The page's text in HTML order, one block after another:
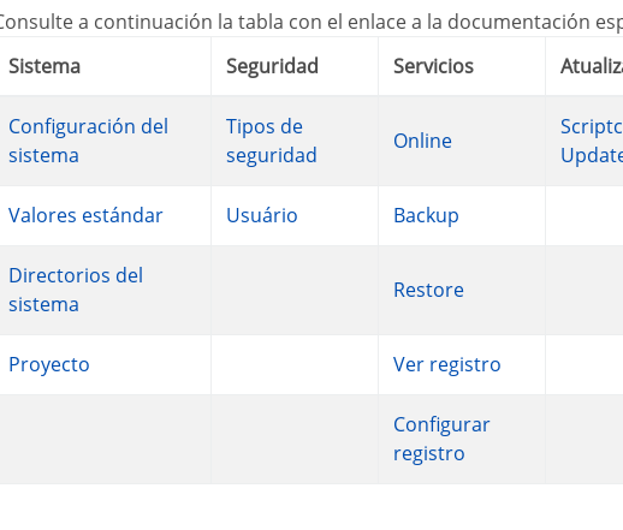
Consulte a continuación la tabla con el enlace a la documentación
Sistema
Seguridad Servicios
Configuración del
sistema
Tipos de
seguridad
Online
Scriptcase
Valores estándar Usuário Backup
Directorios del
sistema
Restore
Proyecto Ver registro
Configurar
registro